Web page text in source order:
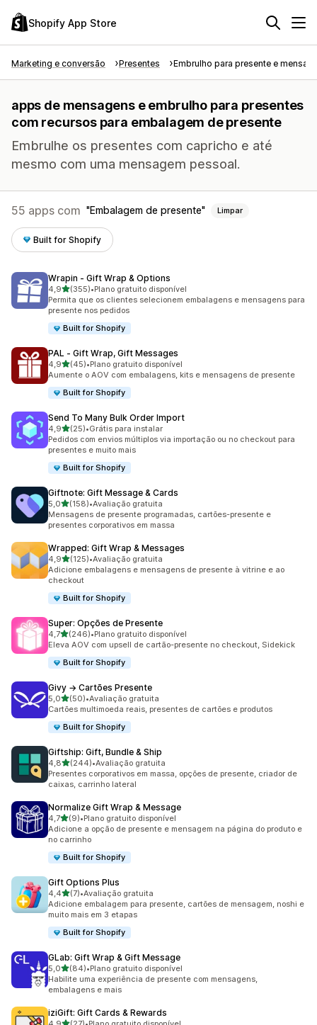
Shopify App Store
Marketing e conversão Presentes Embrulho para presente e
apps de mensagens e embrulho para presentes
com recursos para embalagem de presente
Embrulhe os presentes com capricho e até
mesmo com uma mensagem pessoal.
55 apps com Embalagem de presente Limpar
Built for Shopify
Wrapin ‑ Gift Wrap & Options
4,9de 5 estrelas
(355)
355 avaliações ao todo
•Plano gratuito disponível
Permita que os clientes selecionem embalagens e mensagens para
presente nos pedidos
Built for Shopify
PAL ‑ Gift Wrap, Gift Messages
4,9de 5 estrelas
(45)
45 avaliações ao todo
•Plano gratuito disponível
Aumente o AOV com embalagens, kits e mensagens de presente
Built for Shopify
Send To Many Bulk Order Import
4,9de 5 estrelas
(25)
25 avaliações ao todo
•Grátis para instalar
Pedidos com envios múltiplos via importação ou no checkout para
presentes e muito mais
Built for Shopify
Giftnote: Gift Message & Cards
5,0de 5 estrelas
(158)
158 avaliações ao todo
•Avaliação gratuita
Mensagens de presente programadas, cartões-presente e
presentes corporativos em massa
Wrapped: Gift Wrap & Messages
4,9de 5 estrelas
(125)
125 avaliações ao todo
•Avaliação gratuita
Adicione embalagens e mensagens de presente à vitrine e ao
checkout
Built for Shopify
Super: Opções de Presente
4,7de 5 estrelas
(246)
246 avaliações ao todo
•Plano gratuito disponível
Eleva AOV com upsell de cartão-presente no checkout, Sidekick
Built for Shopify
Givy → Cartões Presente
5,0de 5 estrelas
(50)
50 avaliações ao todo
•Avaliação gratuita
Cartões multimoeda reais, presentes de cartões e produtos
Built for Shopify
Giftship: Gift, Bundle & Ship
4,8de 5 estrelas
(244)
244 avaliações ao todo
•Avaliação gratuita
Presentes corporativos em massa, opções de presente, criador de
caixas, carrinho lateral
Normalize Gift Wrap & Message
4,7de 5 estrelas
(9)
9 avaliações ao todo
•Plano gratuito disponível
Adicione a opção de presente e mensagem na página do produto e
no carrinho
Built for Shopify
Gift Options Plus
4,4de 5 estrelas
(7)
7 avaliações ao todo
•Avaliação gratuita
Adicione embalagem para presente, cartões de mensagem, noshi e
muito mais em 3 etapas
Built for Shopify
GLab: Gift Wrap & Gift Message
5,0de 5 estrelas
(84)
84 avaliações ao todo
•Plano gratuito disponível
Habilite uma experiência de presente com mensagens,
embalagens e mais
iziGift: Gift Cards & Rewards
de 5 estrelas